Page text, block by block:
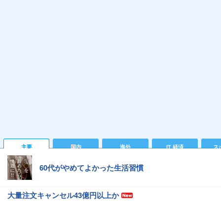
主要 国内 海外 IT 経済 ス
60代がやめてよかった生活習慣
大量注文キャンセル43億円以上か